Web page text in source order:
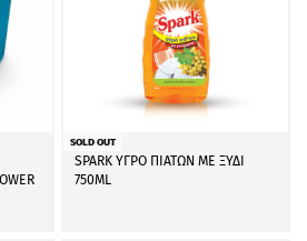
SOLD OUT
SPARK ΥΓΡΟ ΠΙΑΤΩΝ ΜΕ ΞΥΔΙ
750ML